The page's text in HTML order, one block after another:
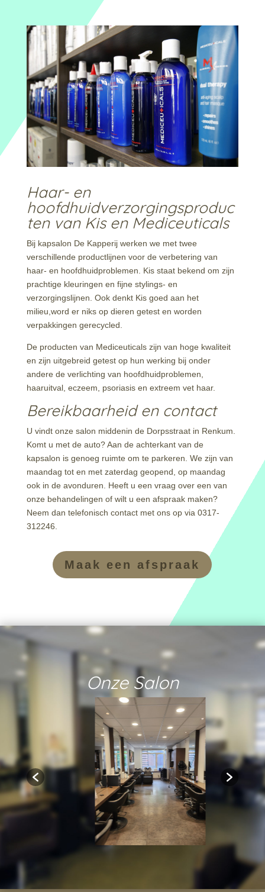
Haar- en
hoofdhuidverzorgingsproduc
ten van Kis en Mediceuticals
Bij kapsalon De Kapperij werken we met twee
verschillende productlijnen voor de verbetering van
haar- en hoofdhuidproblemen. Kis staat bekend om zijn
prachtige kleuringen en fijne stylings- en
verzorgingslijnen. Ook denkt Kis goed aan het
milieu,word er niks op dieren getest en worden
verpakkingen gerecycled.
De producten van Mediceuticals zijn van hoge kwaliteit
en zijn uitgebreid getest op hun werking bij onder
andere de verlichting van hoofdhuidproblemen,
haaruitval, eczeem, psoriasis en extreem vet haar.
Bereikbaarheid en contact
U vindt onze salon middenin de Dorpsstraat in Renkum.
Komt u met de auto? Aan de achterkant van de
kapsalon is genoeg ruimte om te parkeren. We zijn van
maandag tot en met zaterdag geopend, op maandag
ook in de avonduren. Heeft u een vraag over een van
onze behandelingen of wilt u een afspraak maken?
Neem dan telefonisch contact met ons op via 0317-
312246.
Maak een afspraak
Onze Salon